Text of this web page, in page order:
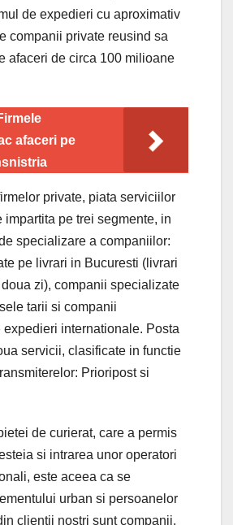
de expedieri cu aproximativ
companii private reusind sa
afaceri de circa 100 milioane
afaceri pe
private, piata serviciilor
impartita pe trei segmente, in
specializare a companiilor:
pe livrari in Bucuresti (livrari
zi), companii specializate
tarii si companii
internationale. Posta
servicii, clasificate in functie
Prioripost si
de curierat, care a permis
si intrarea unor operatori
este aceea ca se
urban si persoanelor
clientii nostri sunt companii,